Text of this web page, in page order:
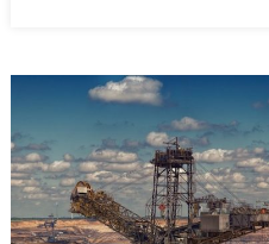
La
Santé
Durable